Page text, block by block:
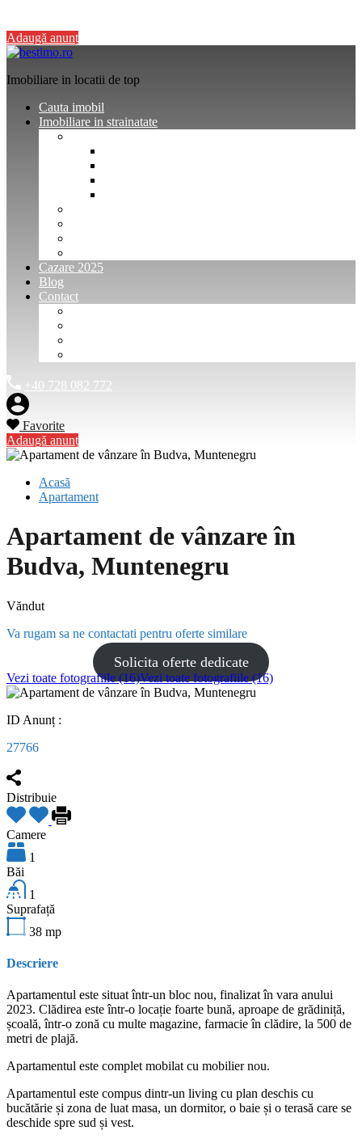
Adaugă anunț
Imobiliare in locatii de top
Cauta imobil
Imobiliare in strainatate
Cazare 2025
Blog
Contact
+40 728 082 772
Favorite
Adaugă anunț
Acasă
Apartament
Apartament de vânzare în
Budva, Muntenegru
Văndut
Va rugam sa ne contactati pentru oferte similare
Solicita oferte dedicate
Vezi toate fotografiile (16)Vezi toate fotografiile (16)
ID Anunț :
27766
Distribuie
Camere
1
Băi
1
Suprafață
38 mp
Descriere
Apartamentul este situat într-un bloc nou, finalizat în vara anului
2023. Clădirea este într-o locație foarte bună, aproape de grădiniță,
școală, într-o zonă cu multe magazine, farmacie în clădire, la 500 de
metri de plajă.
Apartamentul este complet mobilat cu mobilier nou.
Apartamentul este compus dintr-un living cu plan deschis cu
bucătărie și zona de luat masa, un dormitor, o baie și o terasă care se
deschide spre sud și vest.